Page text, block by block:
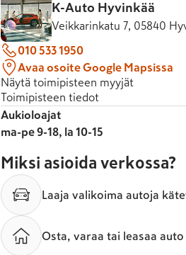
K-Auto Hyvinkää
Veikkarinkatu 7, 05840
010 533 1950
Avaa osoite Google Mapsissa
Näytä toimipisteen myyjät
Toimipisteen tiedot
Aukioloajat
ma-pe 9-18, la 10-15
Miksi asioida verkossa?
Laaja valikoima autoja
Osta, varaa tai leasaa